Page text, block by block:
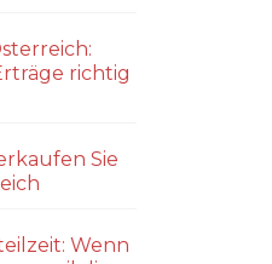
richtig
Sie
Wenn